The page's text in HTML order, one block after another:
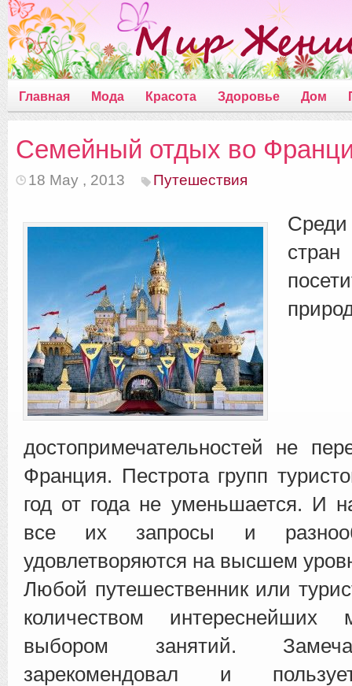
Главная Мода Красота Здоровье Дом
Семейный отдых во
18 May , 2013 Путешествия
достопримечательностей не
Франция. Пестрота групп
год от года не уменьшается. И
все их запросы и
удовлетворяются на высшем
Любой путешественник или
количеством интереснейших
выбором занятий.
зарекомендовал и